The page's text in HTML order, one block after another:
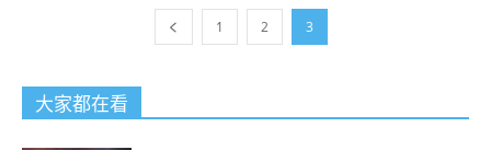
1 2 3
大家都在看